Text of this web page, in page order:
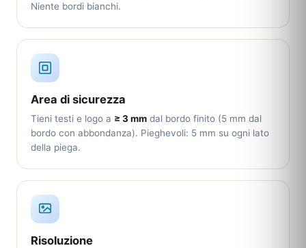
Niente bordi bianchi.
Area di sicurezza
Tieni testi e logo a ≥ 3 mm dal bordo finito (5 mm dal
bordo con abbondanza). Pieghevoli: 5 mm su ogni lato
della piega.
Risoluzione